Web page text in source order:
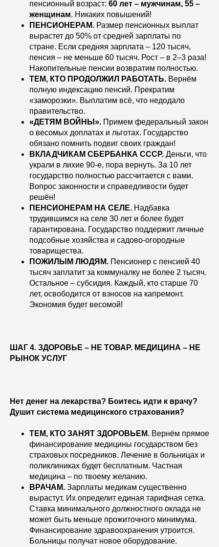
пенсионный возраст: 60 лет – мужчинам, 55 –
женщинам. Никаких повышений!
ПЕНСИОНЕРАМ. Размер пенсионных выплат
вырастет до 50% от средней зарплаты по
стране. Если средняя зарплата – 120 тысяч,
пенсия – не меньше 60 тысяч. Рост – в 2–3 раза!
Накопительные пенсии возвратим полностью.
ТЕМ, КТО ПРОДОЛЖИЛ РАБОТАТЬ. Вернём
полную индексацию пенсий. Прекратим
«заморозки». Выплатим всё, что недодало
правительство.
«ДЕТЯМ ВОЙНЫ». Примем федеральный закон
о весомых доплатах и льготах. Государство
обязано помнить подвиг своих граждан!
ВКЛАДЧИКАМ СБЕРБАНКА СССР. Деньги, что
украли в лихие 90-е, пора вернуть. За 10 лет
государство полностью рассчитается с вами.
Вопрос законности и справедливости будет
решён!
ПЕНСИОНЕРАМ НА СЕЛЕ. Надбавка
трудившимся на селе 30 лет и более будет
гарантирована. Государство поддержит личные
подсобные хозяйства и садово-огородные
товарищества.
ПОЖИЛЫМ ЛЮДЯМ. Пенсионер с пенсией 40
тысяч заплатит за коммуналку не более 2 тысяч.
Остальное – субсидия. Каждый, кто старше 70
лет, освободится от взносов на капремонт.
Экономия будет весомой!
ШАГ 4. ЗДОРОВЬЕ – НЕ ТОВАР. МЕДИЦИНА – НЕ
РЫНОК УСЛУГ
Нет денег на лекарства? Боитесь идти к врачу?
Душит система медицинского страхования?
ТЕМ, КТО ЗАНЯТ ЗДОРОВЬЕМ. Вернём прямое
финансирование медицины государством без
страховых посредников. Лечение в больницах и
поликлиниках будет бесплатным. Частная
медицина – по твоему желанию.
ВРАЧАМ. Зарплаты медикам существенно
вырастут. Их определит единая тарифная сетка.
Ставка минимального должностного оклада не
может быть меньше прожиточного минимума.
Финансирование здравоохранения утроится.
Больницы получат новое оборудование.